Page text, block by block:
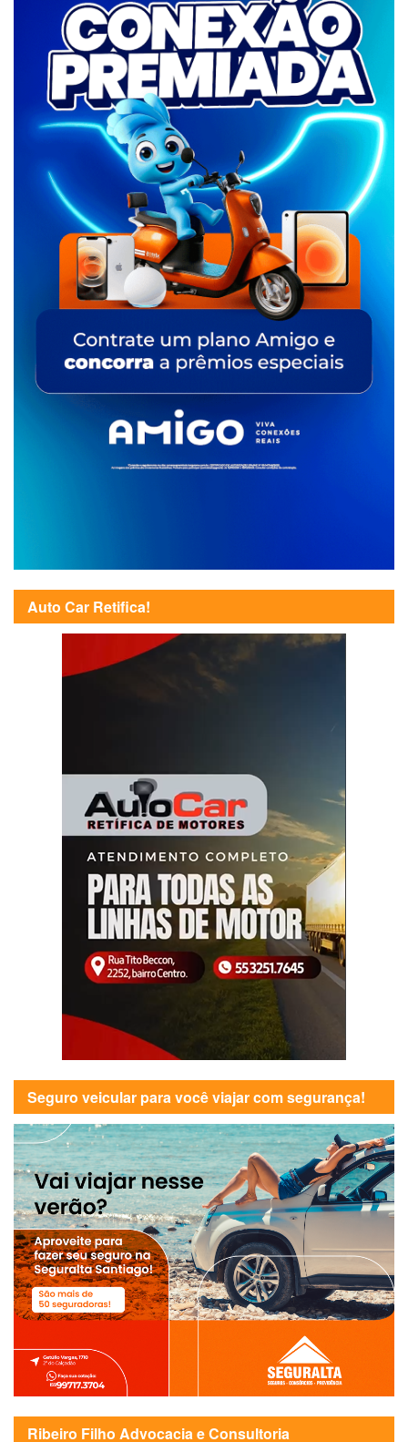
Auto Car Retifica!
Seguro veicular para você viajar com segurança!
Ribeiro Filho Advocacia e Consultoria